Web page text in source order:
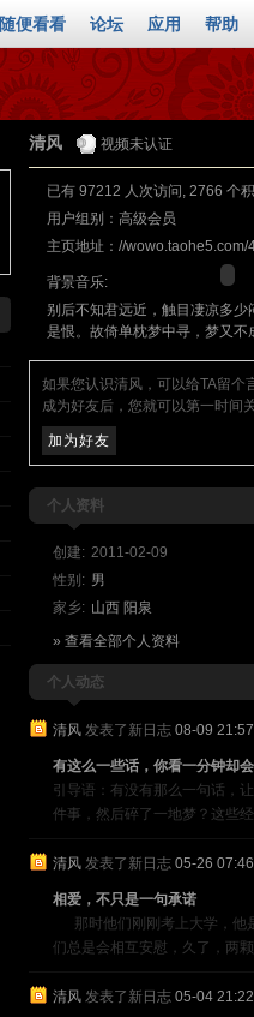
随便看看 论坛 应用 帮助
清风 视频未认证
已有 97212 人次访问, 2766 个
用户组别： 高级会员
主页地址： //wowo.taohe5.com/
背景音乐:
别后不知君远近，触目凄凉多
是恨。故倚单枕梦中寻，梦又不
如果您认识清风，可以给TA留个
成为好友后，您就可以第一时间
加为好友
个人资料
创建: 2011-02-09
性别: 男
家乡: 山西 阳泉
» 查看全部个人资料
个人动态
清风 发表了新日志 08-09 21:57
有这么一些话，你看一分钟却
引导语：有没有那么一句话，
件事，然后碎了一地梦？这些
清风 发表了新日志 05-26 07:46
相爱，不只是一句承诺
那时他们刚刚考上大学，他
们总是会相互安慰，久了，两颗
清风 发表了新日志 05-04 21:22